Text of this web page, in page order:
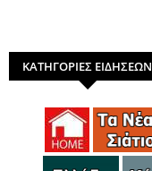
ΚΑΤΗΓΟΡΙΕΣ ΕΙΔΗΣΕΩΝ